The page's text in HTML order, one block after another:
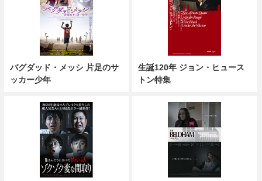
バグダッド・メッシ 片足のサ
ッカー少年
生誕120年 ジョン・ヒュース
トン特集